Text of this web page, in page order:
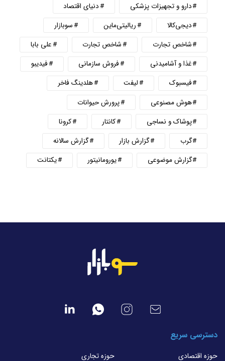
دارو و تجهیزات پزشکی
دنیای اقتصاد
دیجی‌کالا
ریالیتی‌ماین
سوبازار
شاخص تجارت
شاخص تجارت
علی بابا
غذا و آشامیدنی
فروش سازمانی
فیدیبو
فیسبوک
لیفت
هلدینگ فاخر
هوش مصنوعی
پرورش حیوانات
پوشاک و نساجی
کانتار
کرونا
گرب
گزارش بازار
گزارش سالانه
گزارش موضوعی
یورومانیتور یکتانت
دسترسی سریع
حوزه اقتصادی
حوزه تجاری